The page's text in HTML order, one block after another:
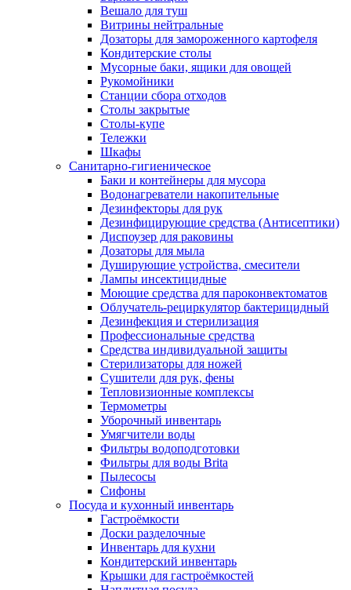
Вешало для туш
Витрины нейтральные
Дозаторы для замороженного картофеля
Кондитерские столы
Мусорные баки, ящики для овощей
Рукомойники
Станции сбора отходов
Столы закрытые
Столы-купе
Тележки
Шкафы
Санитарно-гигиеническое
Баки и контейнеры для мусора
Водонагреватели накопительные
Дезинфекторы для рук
Дезинфицирующие средства (Антисептики)
Диспоузер для раковины
Дозаторы для мыла
Душирующие устройства, смесители
Лампы инсектицидные
Моющие средства для пароконвектоматов
Облучатель-рециркулятор бактерицидный
Дезинфекция и стерилизация
Профессиональные средства
Средства индивидуальной защиты
Стерилизаторы для ножей
Сушители для рук, фены
Тепловизионные комплексы
Термометры
Уборочный инвентарь
Умягчители воды
Фильтры водоподготовки
Фильтры для воды Brita
Пылесосы
Сифоны
Посуда и кухонный инвентарь
Гастроёмкости
Доски разделочные
Инвентарь для кухни
Кондитерский инвентарь
Крышки для гастроёмкостей